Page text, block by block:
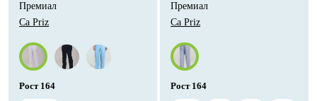
Премиал
Ca Priz
Рост164
Премиал
Ca Priz
Рост164